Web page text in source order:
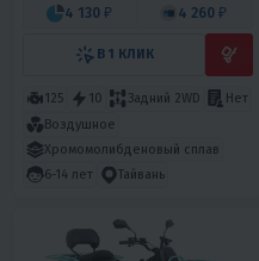
4 130 ₽ 4 260 ₽
В 1 КЛИК
125 10 Задний 2WD
Нет
Воздушное
Хромомолибденовый сплав
6-14 лет
Тайвань